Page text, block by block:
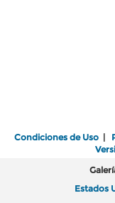
Condiciones de Uso
Estados